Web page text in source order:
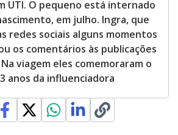
UTI. O pequeno está internado
em julho. Ingra, que
redes sociais alguns momentos
os comentários às publicações
viagem eles comemoraram o
anos da influenciadora